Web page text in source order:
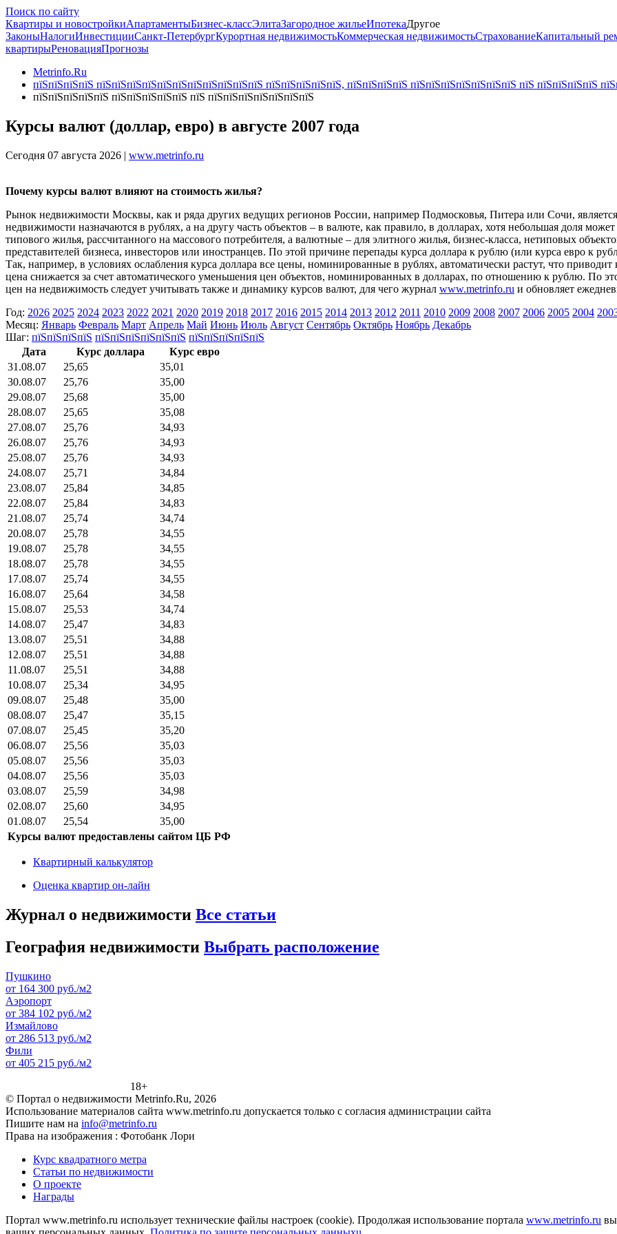
Поиск по сайту
Квартиры и новостройкиАпартаментыБизнес-классЭлитаЗагородное жильеИпотекаДругое
ЗаконыНалогиИнвестицииСанкт-ПетербургКурортная недвижимостьКоммерческая недвижимостьСтрахованиеКапитальный
квартирыРеновацияПрогнозы
Metrinfo.Ru
пїЅпїЅпїЅпїЅ пїЅпїЅпїЅпїЅпїЅпїЅпїЅпїЅпїЅпїЅпїЅ пїЅпїЅпїЅпїЅпїЅ, пїЅпїЅпїЅпїЅ пїЅпїЅпїЅпїЅпїЅпїЅпїЅ пїЅ пїЅпїЅпїЅпїЅ
пїЅпїЅпїЅпїЅпїЅ пїЅпїЅпїЅпїЅпїЅ пїЅ пїЅпїЅпїЅпїЅпїЅпїЅпїЅ
Курсы валют (доллар, евро) в августе 2007 года
Сегодня 07 августа 2026 | www.metrinfo.ru
Почему курсы валют влияют на стоимость жилья?
Рынок недвижимости Москвы, как и ряда других ведущих регионов России, например Подмосковья, Питера или Сочи,
недвижимости назначаются в рублях, а на другу часть объектов – в валюте, как правило, в долларах, хотя небольшая доля
типового жилья, рассчитанного на массового потребителя, а валютные – для элитного жилья, бизнес-класса, нетиповых
представителей бизнеса, инвесторов или иностранцев. По этой причине перепады курса доллара к рублю (или курса евро к
Так, например, в условиях ослабления курса доллара все цены, номинированные в рублях, автоматически растут, что
цена снижается за счет автоматического уменьшения цен объектов, номинированных в долларах, по отношению к рублю. По
цен на недвижимость следует учитывать также и динамику курсов валют, для чего журнал www.metrinfo.ru и обновляет
Год: 2026 2025 2024 2023 2022 2021 2020 2019 2018 2017 2016 2015 2014 2013 2012 2011 2010 2009 2008 2007 2006 2005 2004
Месяц: Январь Февраль Март Апрель Май Июнь Июль Август Сентябрь Октябрь Ноябрь Декабрь
Шаг: пїЅпїЅпїЅпїЅ пїЅпїЅпїЅпїЅпїЅпїЅ пїЅпїЅпїЅпїЅпїЅ
Дата
Курс доллара
Курс евро
31.08.07
25,65
35,01
30.08.07
25,76
35,00
29.08.07
25,68
35,00
28.08.07
25,65
35,08
27.08.07
25,76
34,93
26.08.07
25,76
34,93
25.08.07
25,76
34,93
24.08.07
25,71
34,84
23.08.07
25,84
34,85
22.08.07
25,84
34,83
21.08.07
25,74
34,74
20.08.07
25,78
34,55
19.08.07
25,78
34,55
18.08.07
25,78
34,55
17.08.07
25,74
34,55
16.08.07
25,64
34,58
15.08.07
25,53
34,74
14.08.07
25,47
34,83
13.08.07
25,51
34,88
12.08.07
25,51
34,88
11.08.07
25,51
34,88
10.08.07
25,34
34,95
09.08.07
25,48
35,00
08.08.07
25,47
35,15
07.08.07
25,45
35,20
06.08.07
25,56
35,03
05.08.07
25,56
35,03
04.08.07
25,56
35,03
03.08.07
25,59
34,98
02.08.07
25,60
34,95
01.08.07
25,54
35,00
Курсы валют предоставлены сайтом ЦБ РФ
Квартирный калькулятор
Оценка квартир он-лайн
Журнал о недвижимости Все статьи
География недвижимости Выбрать расположение
Пушкино
от 164 300 руб./м2
Аэропорт
от 384 102 руб./м2
Измайлово
от 286 513 руб./м2
Фили
от 405 215 руб./м2
18+
© Портал о недвижимости Metrinfo.Ru, 2026
Использование материалов сайта www.metrinfo.ru допускается только с согласия администрации сайта
Пишите нам на info@metrinfo.ru
Права на изображения : Фотобанк Лори
Курс квадратного метра
Статьи по недвижимости
О проекте
Награды
Портал www.metrinfo.ru использует технические файлы настроек (cookie). Продолжая использование портала www.metrinfo.ru вы